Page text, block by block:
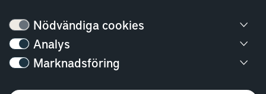
Nödvändiga cookies
Analys
Marknadsföring
Hållbarhet
Kontakt